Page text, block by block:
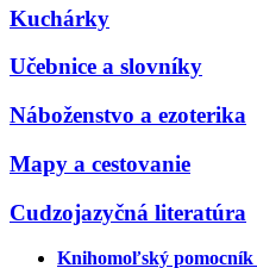
Kuchárky
Učebnice a slovníky
Náboženstvo a ezoterika
Mapy a cestovanie
Cudzojazyčná literatúra
Knihomoľský pomocník